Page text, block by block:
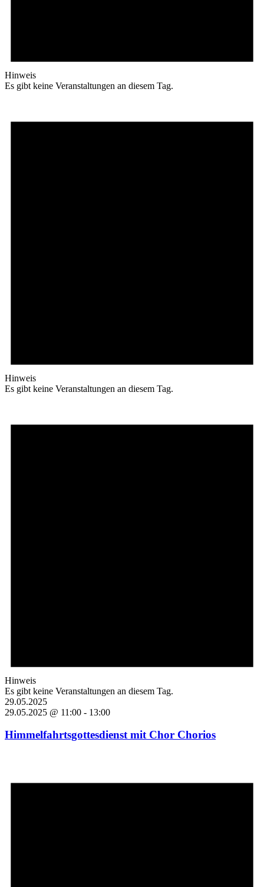
Hinweis
Es gibt keine Veranstaltungen an diesem Tag.
Hinweis
Es gibt keine Veranstaltungen an diesem Tag.
Hinweis
Es gibt keine Veranstaltungen an diesem Tag.
29.05.2025
29.05.2025 @ 11:00 - 13:00
Himmelfahrtsgottesdienst mit Chor Chorios